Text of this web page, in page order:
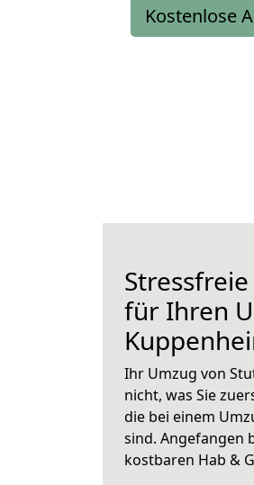
Kostenlose
für Ihren
Ihr Umzug von
nicht, was Sie
die bei einem
sind. Angefangen
kostbaren Hab &